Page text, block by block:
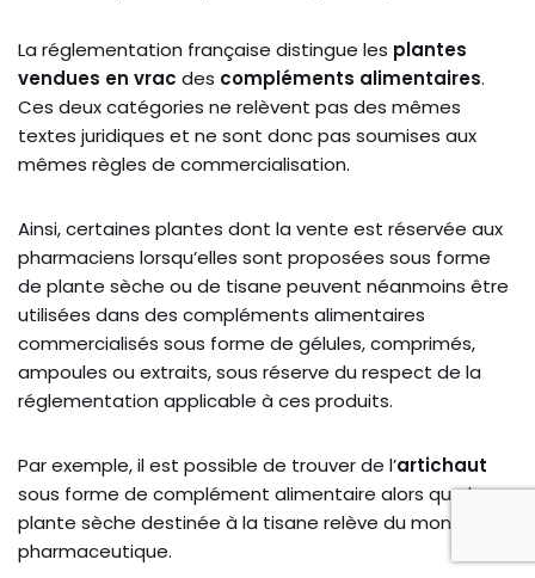
La réglementation française distingue les plantes
vendues en vrac des compléments alimentaires.
Ces deux catégories ne relèvent pas des mêmes
textes juridiques et ne sont donc pas soumises aux
mêmes règles de commercialisation.
Ainsi, certaines plantes dont la vente est réservée aux
pharmaciens lorsqu’elles sont proposées sous forme
de plante sèche ou de tisane peuvent néanmoins être
utilisées dans des compléments alimentaires
commercialisés sous forme de gélules, comprimés,
ampoules ou extraits, sous réserve du respect de la
réglementation applicable à ces produits.
Par exemple, il est possible de trouver de l’artichaut
sous forme de complément alimentaire alors que la
plante sèche destinée à la tisane relève du monopole
pharmaceutique.